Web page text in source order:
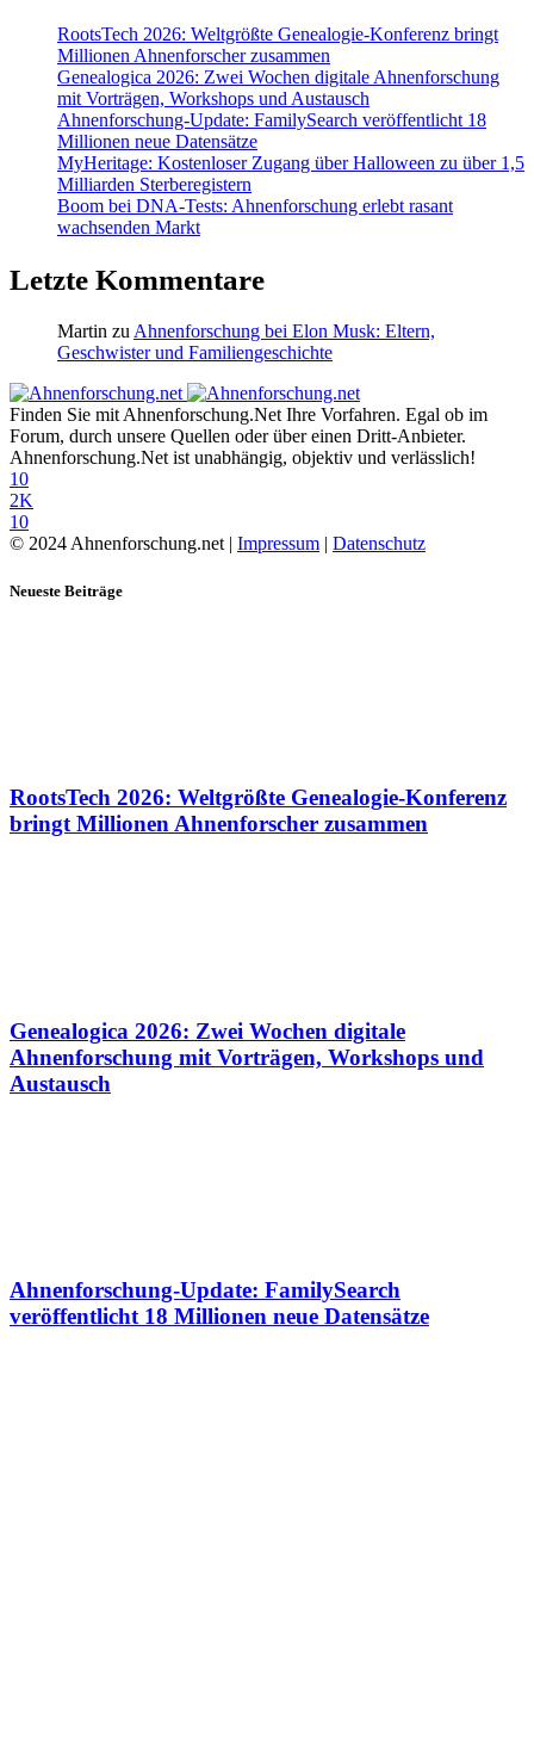
RootsTech 2026: Weltgrößte Genealogie-Konferenz bringt
Millionen Ahnenforscher zusammen
Genealogica 2026: Zwei Wochen digitale Ahnenforschung
mit Vorträgen, Workshops und Austausch
Ahnenforschung-Update: FamilySearch veröffentlicht 18
Millionen neue Datensätze
MyHeritage: Kostenloser Zugang über Halloween zu über 1,5
Milliarden Sterberegistern
Boom bei DNA-Tests: Ahnenforschung erlebt rasant
wachsenden Markt
Letzte Kommentare
Martin zu Ahnenforschung bei Elon Musk: Eltern,
Geschwister und Familiengeschichte
Finden Sie mit Ahnenforschung.Net Ihre Vorfahren. Egal ob im
Forum, durch unsere Quellen oder über einen Dritt-Anbieter.
Ahnenforschung.Net ist unabhängig, objektiv und verlässlich!
10
2K
10
© 2024 Ahnenforschung.net | Impressum | Datenschutz
Neueste Beiträge
RootsTech 2026: Weltgrößte Genealogie-Konferenz
bringt Millionen Ahnenforscher zusammen
Genealogica 2026: Zwei Wochen digitale
Ahnenforschung mit Vorträgen, Workshops und
Austausch
Ahnenforschung-Update: FamilySearch
veröffentlicht 18 Millionen neue Datensätze